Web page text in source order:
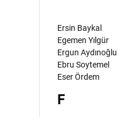
Ersin Baykal
Egemen Yılgür
Ergun Aydınoğlu
Ebru Soytemel
Eser Ördem
F